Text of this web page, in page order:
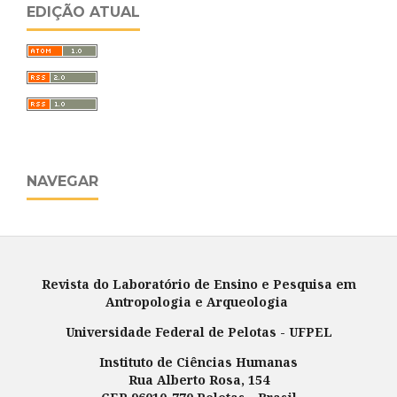
EDIÇÃO ATUAL
NAVEGAR
Revista do Laboratório de Ensino e Pesquisa em
Antropologia e Arqueologia
Universidade Federal de Pelotas - UFPEL
Instituto de Ciências Humanas
Rua Alberto Rosa, 154